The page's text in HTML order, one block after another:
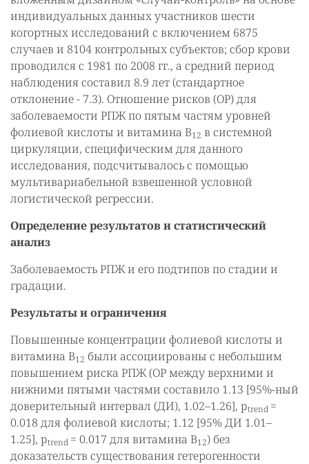
индивидуальных данных участников шести
когортных исследований с включением 6875
случаев и 8104 контрольных субъектов; сбор крови
проводился с 1981 по 2008 гг., а средний период
наблюдения составил 8.9 лет (стандартное
отклонение - 7.3). Отношение рисков (ОР) для
заболеваемости РПЖ по пятым частям уровней
фолиевой кислоты и витамина B12 в системной
циркуляции, специфическим для данного
исследования, подсчитывалось с помощью
мультивариабельной взвешенной условной
логистической регрессии.
Определение результатов и статистический
анализ
Заболеваемость РПЖ и его подтипов по стадии и
градации.
Результаты и ограничения
Повышенные концентрации фолиевой кислоты и
витамина B12 были ассоциированы с небольшим
повышением риска РПЖ (ОР между верхними и
нижними пятыми частями составило 1.13 [95%-ный
доверительный интервал (ДИ), 1.02–1.26], ptrend =
0.018 для фолиевой кислоты; 1.12 [95% ДИ 1.01–
1.25], ptrend = 0.017 для витамина B12) без
доказательств существования гетерогенности